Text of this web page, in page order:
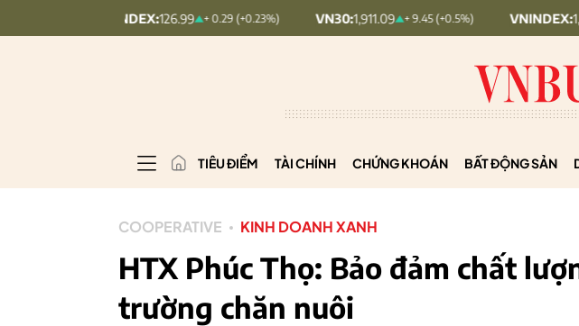
+ 0.29 (+0.23%) VN30: 1,911.09 + 9.45 (+0.5%) VNINDEX: 1,768.06
TIÊU ĐIỂM TÀI CHÍNH CHỨNG KHOÁN BẤT ĐỘNG SẢN
COOPERATIVE KINH DOANH XANH
HTX Phúc Thọ: Bảo đảm chất
trường chăn nuôi